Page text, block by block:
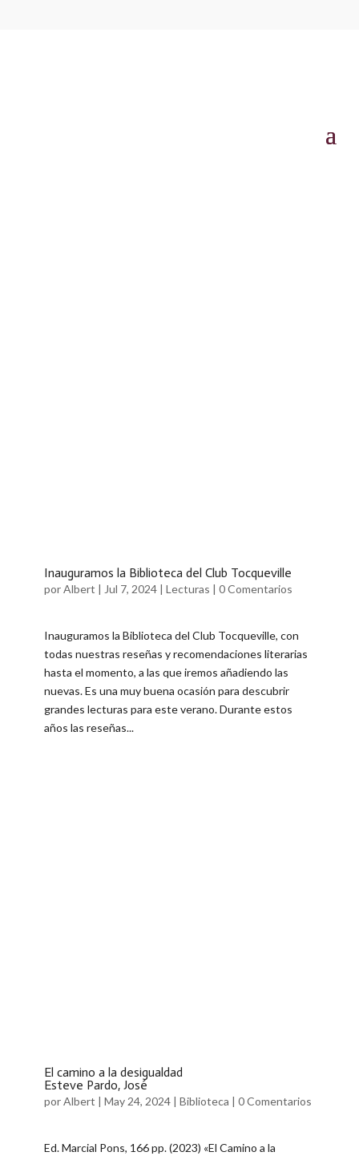
Inauguramos la Biblioteca del Club Tocqueville
porAlbert | Jul 7, 2024| Lecturas | 0 Comentarios
Inauguramos la Biblioteca del Club Tocqueville, con
todas nuestras reseñas y recomendaciones literarias
hasta el momento, a las que iremos añadiendo las
nuevas. Es una muy buena ocasión para descubrir
grandes lecturas para este verano. Durante estos
años las reseñas...
El camino a la desigualdad
Esteve Pardo, José
porAlbert | May 24, 2024| Biblioteca | 0 Comentarios
Ed. Marcial Pons, 166 pp. (2023) «El Camino a la